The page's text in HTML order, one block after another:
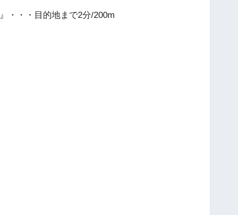
』・・・目的地まで2分/200m